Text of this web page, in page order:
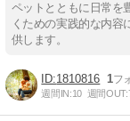
ペットとともに日常を
くための実践的な内容
供します。
1810816 1
週間IN:10 週間OUT: